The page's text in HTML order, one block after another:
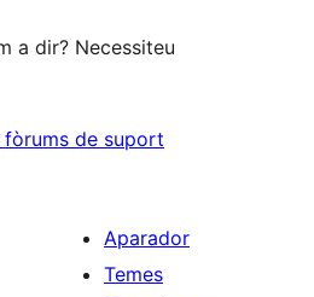
a dir? Necessiteu
de suport
Aparador
Temes